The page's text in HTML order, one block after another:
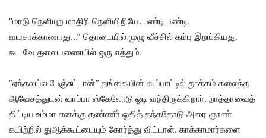
“மாடு நெளியுற மாதிரி நெளியிறியே. பண்டி பண்டி.
வயசாக்காணாது…” தொடையில் முழு வீச்சில் கம்பு இறங்கியது.
கூடவே தலையணையில் ஒரு எத்தும்.
“ஏந்தலய்ல பேஞ்சுட்டான்” தங்கையின் கூப்பாட்டில் தூக்கம் கலைந்த
ஆவேசத்துடன் வாப்பா ஸ்கேலோடு ஓடி வந்திருக்கிறார். றாத்தாவைத்
திட்டிய உம்மா எனக்கு தண்ணீர் ஓதித் தந்ததோடு அரை ஞாண்
கயிற்றில் துஆக்கூட்டையும் கோர்த்து விட்டாள். காக்காமார்களை